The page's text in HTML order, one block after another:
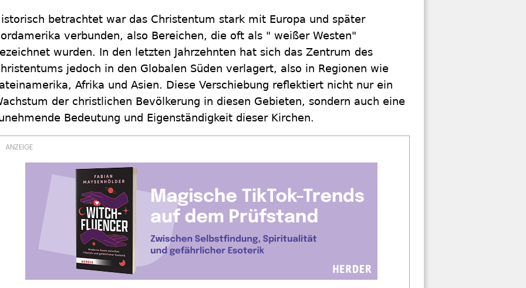
betrachtet war das Christentum stark mit Europa und später
verbunden, also Bereichen, die oft als " weißer Westen"
wurden. In den letzten Jahrzehnten hat sich das Zentrum des
jedoch in den Globalen Süden verlagert, also in Regionen wie
Afrika und Asien. Diese Verschiebung reflektiert nicht nur ein
der christlichen Bevölkerung in diesen Gebieten, sondern auch eine
Bedeutung und Eigenständigkeit dieser Kirchen.